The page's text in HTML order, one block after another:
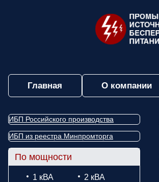
Главная О компании
ИБП Российского производства
ИБП из реестра Минпромторга
По мощности
1 кВА
2 кВА